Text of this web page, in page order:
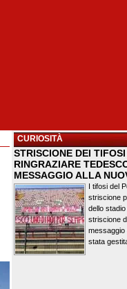
CURIOSITÀ
STRISCIONE DEI
RINGRAZIARE
MESSAGGIO ALLA
I tifosi del
striscione
dello
striscione
messaggio
stata gestita